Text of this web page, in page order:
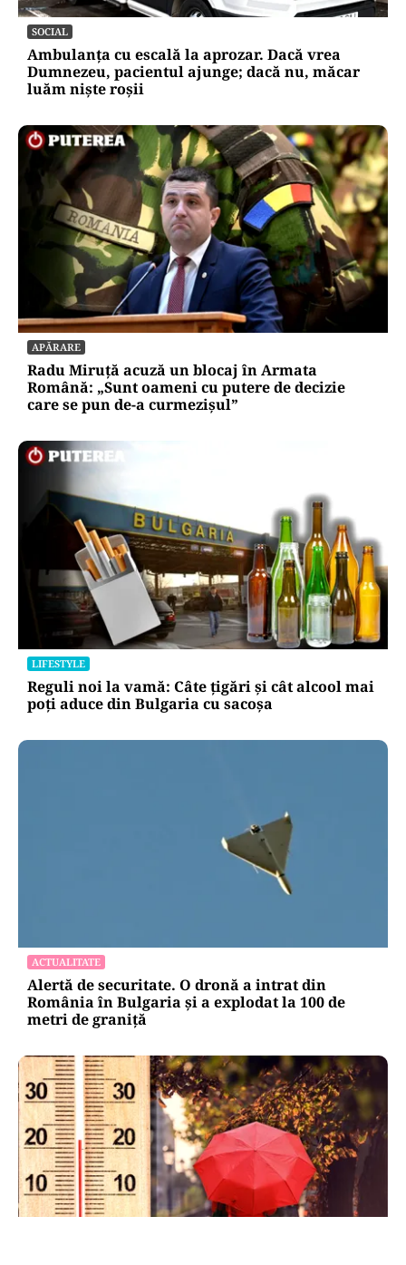
SOCIAL
Ambulanța cu escală la aprozar. Dacă vrea
Dumnezeu, pacientul ajunge; dacă nu, măcar
luăm niște roșii
APĂRARE
Radu Miruță acuză un blocaj în Armata
Română: „Sunt oameni cu putere de decizie
care se pun de-a curmezișul”
LIFESTYLE
Reguli noi la vamă: Câte țigări și cât alcool mai
poți aduce din Bulgaria cu sacoșa
ACTUALITATE
Alertă de securitate. O dronă a intrat din
România în Bulgaria şi a explodat la 100 de
metri de graniţă